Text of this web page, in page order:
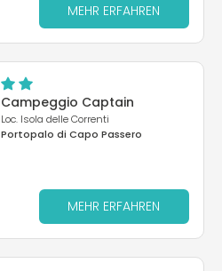
MEHR ERFAHREN
Campeggio Captain
Loc. Isola delle Correnti
Portopalo di Capo Passero
MEHR ERFAHREN